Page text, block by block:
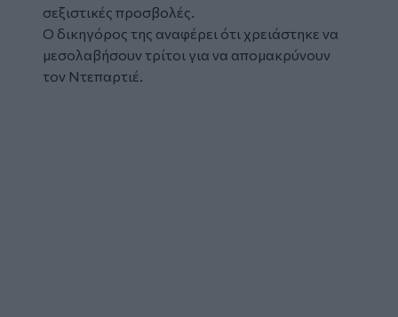
σεξιστικές προσβολές.
Ο δικηγόρος της αναφέρει ότι χρειάστηκε να
μεσολαβήσουν τρίτοι για να απομακρύνουν
τον Ντεπαρτιέ.